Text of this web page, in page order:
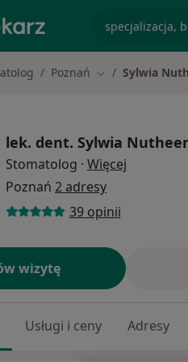
Poznań Zmień miasto
Sylwia
lek. dent. Sylwia
Stomatolog · Więcej
Poznań 2 adresy
39 opinii
wizytę
Usługi i ceny Adresy